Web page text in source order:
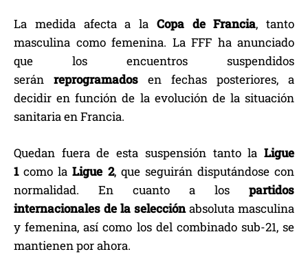
La medida afecta a la Copa de Francia, tanto
masculina como femenina. La FFF ha anunciado
que los encuentros suspendidos
serán reprogramados en fechas posteriores, a
decidir en función de la evolución de la situación
sanitaria en Francia.
Quedan fuera de esta suspensión tanto la Ligue
1como laLigue 2, que seguirán disputándose con
normalidad. En cuanto a los partidos
internacionales de la selecciónabsoluta masculina
y femenina, así como los del combinado sub-21, se
mantienen por ahora.